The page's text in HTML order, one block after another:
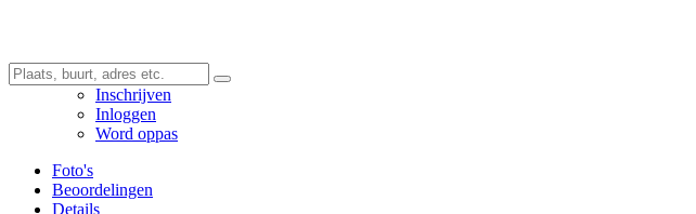
Inschrijven
Inloggen
Word oppas
Foto's
Beoordelingen
Details